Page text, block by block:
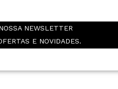
NEWSLETTER
E NOVIDADES.